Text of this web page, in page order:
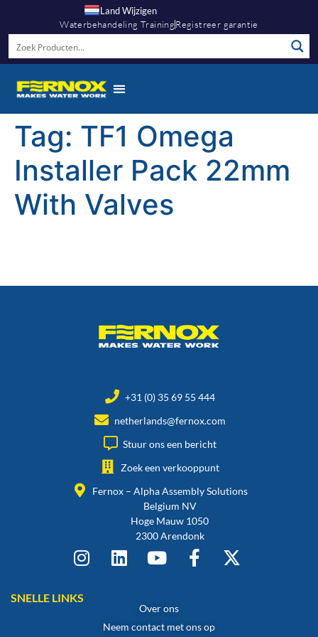
Land Wijzigen
Waterbehandeling TrainingRegistreer garantie
Tag: TF1 Omega
Installer Pack 22mm
With Valves
+31 (0) 35 69 55 444
netherlands@fernox.com
Stuur ons een bericht
Zoek een verkooppunt
Fernox – Alpha Assembly Solutions
Belgium NV
Hoge Mauw 1050
2300 Arendonk
SNELLE LINKS
Over ons
Neem contact met ons op